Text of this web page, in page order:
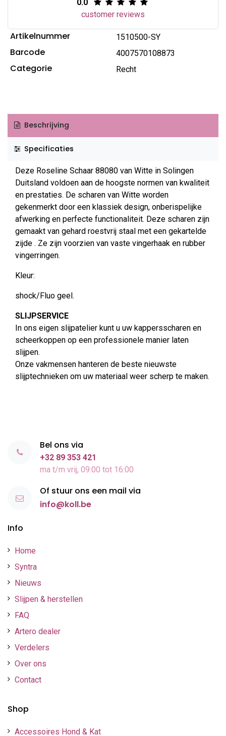
0.0
customer reviews
Artikelnummer 1510500-SY
Barcode 4007570108873
Categorie Recht
Beschrijving
Specificaties
Deze Roseline Schaar 88080 van Witte in Solingen
Duitsland voldoen aan de hoogste normen van kwaliteit
en prestaties. De scharen van Witte worden
gekenmerkt door een klassiek design, onberispelijke
afwerking en perfecte functionaliteit. Deze scharen zijn
gemaakt van gehard roestvrij staal met een gekartelde
zijde . Ze zijn voorzien van vaste vingerhaak en rubber
vingerringen.
Kleur:
shock/Fluo geel.
SLIJPSERVICE
In ons eigen slijpatelier kunt u uw kappersscharen en
scheerkoppen op een professionele manier laten
slijpen.
Onze vakmensen hanteren de beste nieuwste
slijptechnieken om uw materiaal weer scherp te maken.
Info
Home
Syntra
Nieuws
Slijpen & herstellen
FAQ
Artero dealer
Verdelers
Over ons
Contact
Shop
Accessoires Hond & Kat
Bel ons via
+32 89 353 421
ma t/m vrij, 09:00 tot 16:00
Of stuur ons een mail via
info@koll.be